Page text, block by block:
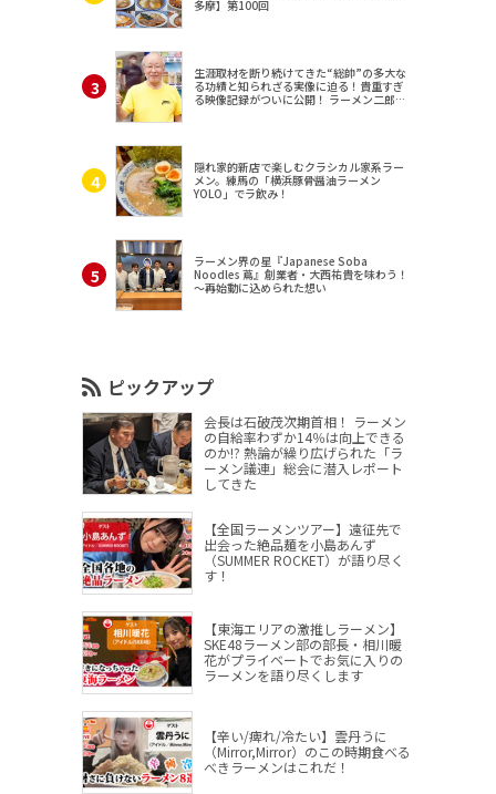
多摩】第100回
生涯取材を断り続けてきた“総帥”の多大な
る功績と知られざる実像に迫る！貴重すぎ
る映像記録がついに公開！ ラーメン二郎
隠れ家的新店で楽しむクラシカル家系ラー
メン。練馬の「横浜豚骨醤油ラーメン
YOLO」でラ飲み！
ラーメン界の星『Japanese Soba
Noodles 蔦』創業者・大西祐貴を味わう！
～再始動に込められた想い
ピックアップ
会長は石破茂次期首相！ ラーメン
の自給率わずか14％は向上できる
のか!? 熱論が繰り広げられた「ラ
ーメン議連」総会に潜入レポート
してきた
【全国ラーメンツアー】遠征先で
出会った絶品麺を小島あんず
（SUMMER ROCKET）が語り尽く
す！
【東海エリアの激推しラーメン】
SKE48ラーメン部の部長・相川暖
花がプライベートでお気に入りの
ラーメンを語り尽くします
【辛い/痺れ/冷たい】雲丹うに
（Mirror,Mirror）のこの時期食べる
べきラーメンはこれだ！